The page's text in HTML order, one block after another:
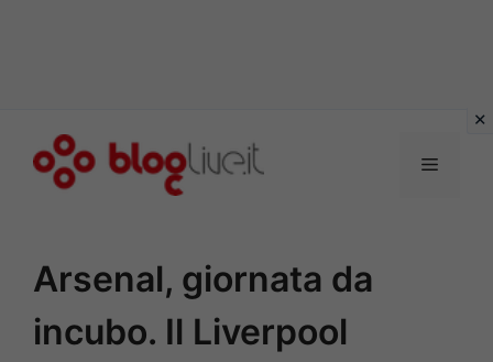
Menu
Arsenal, giornata da
incubo. Il Liverpool